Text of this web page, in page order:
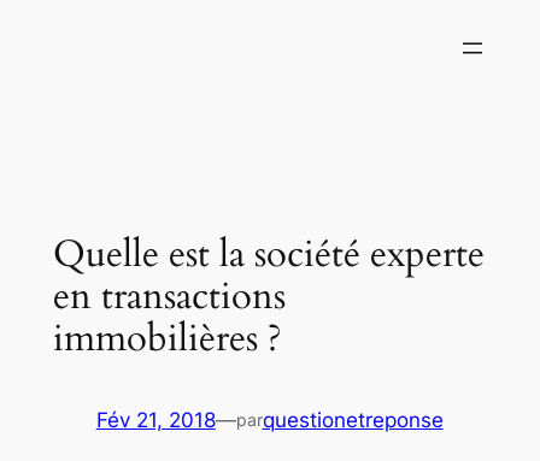
Quelle est la société experte
en transactions
immobilières ?
Fév 21, 2018—parquestionetreponse